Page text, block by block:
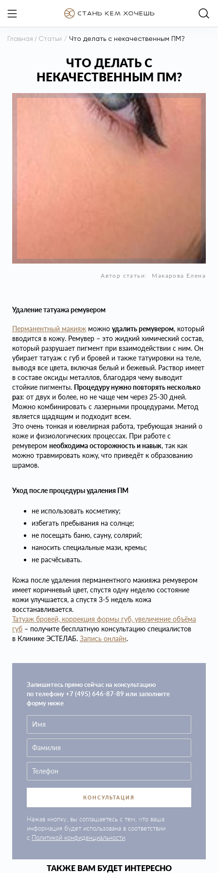
Главная / Статьи / Что делать с некачественным ПМ?
ЧТО ДЕЛАТЬ С
НЕКАЧЕСТВЕННЫМ ПМ?
Автор статьи: Макарова Елена
Удаление татуажа ремувером
Перманентный макияж можно удалить ремувером, который
вводится в кожу. Ремувер – это жидкий химический состав,
который разрушает пигмент при взаимодействии с ним. Он
убирает татуаж с губ и бровей и также татуировки на теле,
выводя все цвета, включая белый и бежевый. Раствор имеет
в составе оксиды металлов, благодаря чему выводит
стойкие пигменты. Процедуру нужно повторять несколько
раз: от двух и более, но не чаще чем через 25-30 дней.
Можно комбинировать с лазерными процедурами. Метод
является щадящим и подходит всем.
Это очень тонкая и ювелирная работа, требующая знаний о
коже и физиологических процессах. При работе с
ремувером необходима осторожность и навык, так как
можно травмировать кожу, что приведёт к образованию
шрамов.
Уход после процедуры удаления ПМ
не использовать косметику;
избегать пребывания на солнце;
не посещать баню, сауну, солярий;
наносить специальные мази, кремы;
не расчёсывать.
Кожа после удаления перманентного макияжа ремувером
имеет коричневый цвет, спустя одну неделю состояние
кожи улучшается, а спустя 3-5 недель кожа
восстанавливается.
Татуаж бровей, коррекция формы губ, увеличение объёма
губ – получите бесплатную консультацию специалистов
в Клинике ЭСТЕЛАБ. Запись онлайн.
Запишитесь прямо сейчас на консультацию
по телефону +7 (495) 646-87-89 или заполните
форму ниже
КОНСУЛЬТАЦИЯ
Нажав кнопку, вы соглашаетесь с тем, что ваша
информация будет использована в соответствии
с Политикой конфиденциальности
ТАКЖЕ ВАМ БУДЕТ ИНТЕРЕСНО